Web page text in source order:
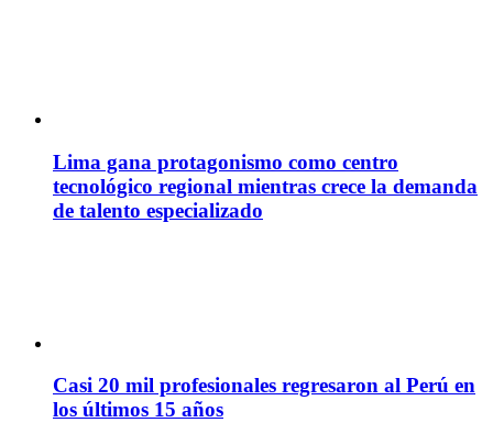
Lima gana protagonismo como centro
tecnológico regional mientras crece la demanda
de talento especializado
Casi 20 mil profesionales regresaron al Perú en
los últimos 15 años